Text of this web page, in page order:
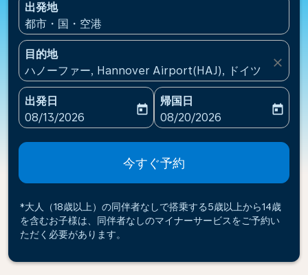
出発地
都市・国・空港
目的地
ハノーファー, Hannover Airport(HAJ), ドイツ
close
出発日
fc-booking-departure-date-aria-label
08/13/2026
today
帰国日
fc-booking-return-date-
08/20/2026
today
今すぐ予約
*大人（18歳以上）の同伴者なしで搭乗する5歳以上から14歳
を含むお子様は、同伴者なしのマイナーサービスをご予約い
ただく必要があります。